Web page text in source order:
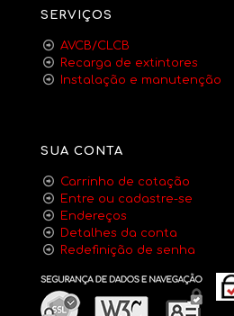
SERVIÇOS
AVCB/CLCB
Recarga de extintores
Instalação e manutenção
SUA CONTA
Carrinho de cotação
Entre ou cadastre-se
Endereços
Detalhes da conta
Redefinição de senha